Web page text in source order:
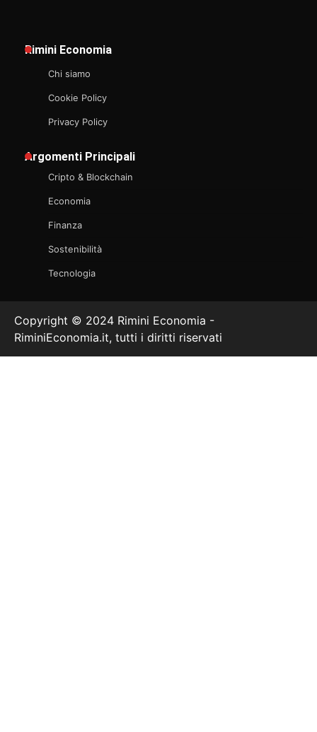
Rimini Economia
Chi siamo
Cookie Policy
Privacy Policy
Argomenti Principali
Cripto & Blockchain
Economia
Finanza
Sostenibilità
Tecnologia
Copyright © 2024 Rimini Economia -
RiminiEconomia.it, tutti i diritti riservati